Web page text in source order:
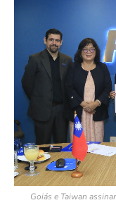
Goiás e Taiwan